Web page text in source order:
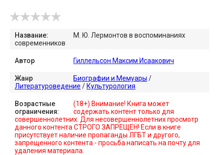
Название:
М. Ю. Лермонтов в воспоминаниях
современников
Автор Гиллельсон Максим Исаакович
Жанр Биографии и Мемуары /
Литературоведение / Культурология
Возрастные
ограничения:
(18+) Внимание! Книга может
содержать контент только для
совершеннолетних. Для несовершеннолетних просмотр
данного контента СТРОГО ЗАПРЕЩЕН! Если в книге
присутствует наличие пропаганды ЛГБТ и другого,
запрещенного контента - просьба написать на почту для
удаления материала.